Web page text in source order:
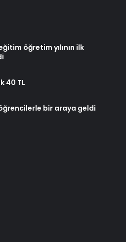
öğretim yılının ilk
40 TL
bir araya geldi